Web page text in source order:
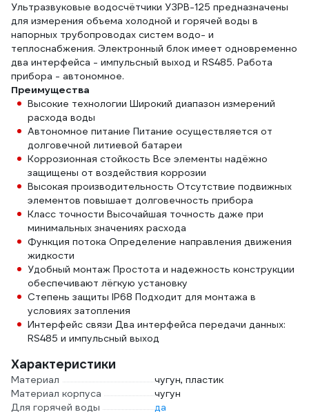
Ультразвуковые водосчётчики УЗРВ-125 предназначены
для измерения объема холодной и горячей воды в
напорных трубопроводах систем водо- и
теплоснабжения. Электронный блок имеет одновременно
два интерфейса - импульсный выход и RS485. Работа
прибора - автономное.
Преимущества
Высокие технологии Широкий диапазон измерений
расхода воды
Автономное питание Питание осуществляется от
долговечной литиевой батареи
Коррозионная стойкость Все элементы надёжно
защищены от воздействия коррозии
Высокая производительность Отсутствие подвижных
элементов повышает долговечность прибора
Класс точности Высочайшая точность даже при
минимальных значениях расхода
Функция потока Определение направления движения
жидкости
Удобный монтаж Простота и надежность конструкции
обеспечивают лёгкую установку
Степень защиты IP68 Подходит для монтажа в
условиях затопления
Интерфейс связи Два интерфейса передачи данных:
RS485 и импульсный выход
Характеристики
Материал
чугун, пластик
Материал корпуса
чугун
Для горячей воды
да